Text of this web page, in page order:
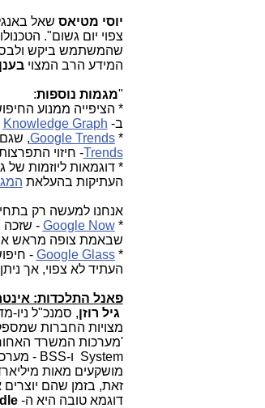
יוסי מטיאס שאל
צפוי יום גשום".
שהמשתמש ביקש
המידע הרב המצויבענן
"מגמות נוספות:
* הציפייה ממנוע
ב- Knowledge Graph
*
Google Trends
,
Trends- חיזוי
* דוגמאות ליוזמות
העתיקות בהעלאת
אנחנו למעשה רק
*
Google Now
-
שבאמת צופה מראש
*
Google Glass
-
העתיד לא צפוי, אך
פאנל התלכדות:
גיל רוזן, סמנכ"ל ניו-
מצויות החברות
'מערכות המשרד
System ו-BSS - מערכות תוכנה לניהול יחסי לקוחות,
מושקעים מאות
זאת, בזמן שהם
דוגמא טובה היא ה-